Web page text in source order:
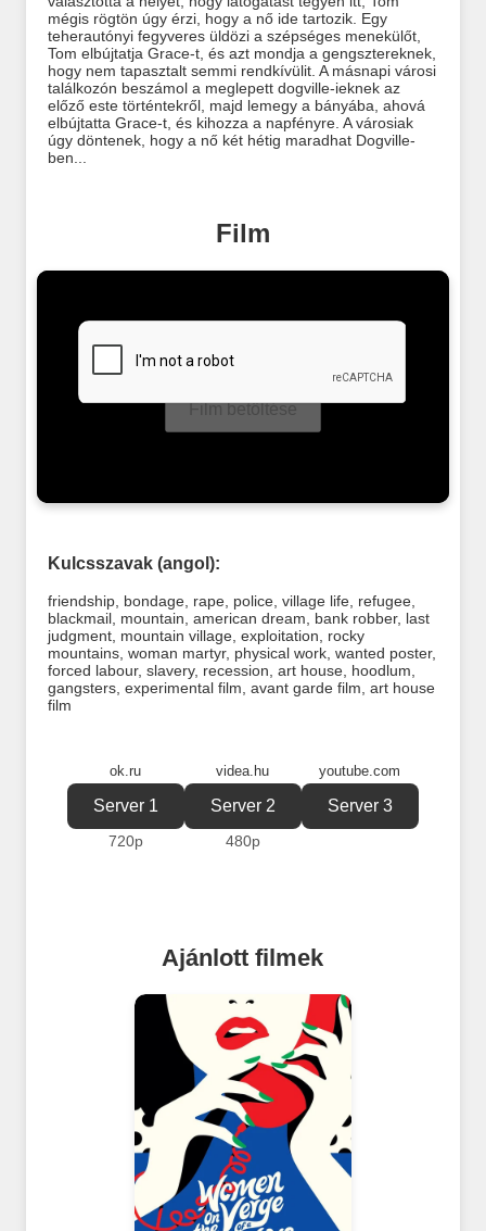
mégis rögtön úgy érzi, hogy a nő ide tartozik. Egy
teherautónyi fegyveres üldözi a szépséges menekülőt,
Tom elbújtatja Grace-t, és azt mondja a gengsztereknek,
hogy nem tapasztalt semmi rendkívülit. A másnapi városi
találkozón beszámol a meglepett dogville-ieknek az
előző este történtekről, majd lemegy a bányába, ahová
elbújtatta Grace-t, és kihozza a napfényre. A városiak
úgy döntenek, hogy a nő két hétig maradhat Dogville-
ben...
Film
Film betöltése
Kulcsszavak (angol):
friendship, bondage, rape, police, village life, refugee,
blackmail, mountain american dream bank robber, last
judgment, mountain village, exploitation
rocky
mountains, woman martyr, physical work, wanted poster,
forced labour, slavery, recession art house, hoodlum
gangsters, experimental film avant garde film art house
film
ok.ru
Server 1
720p
videa.hu
Server 2
480p
youtube.com
Server 3
Ajánlott filmek